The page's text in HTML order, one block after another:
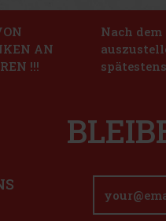
AN
!!!
Nach